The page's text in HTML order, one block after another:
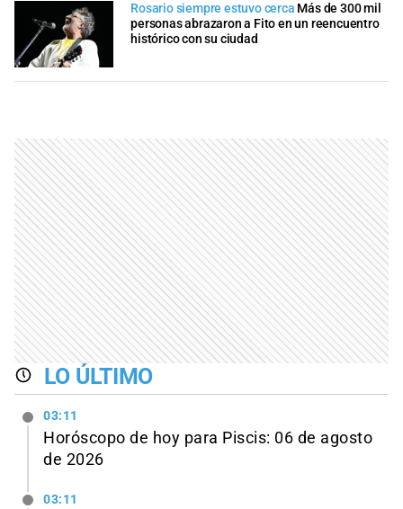
Rosario siempre estuvo cerca Más de 300 mil
personas abrazaron a Fito en un reencuentro
histórico con su ciudad
LO ÚLTIMO
03:11
Horóscopo de hoy para Piscis: 06 de agosto
de 2026
03:11